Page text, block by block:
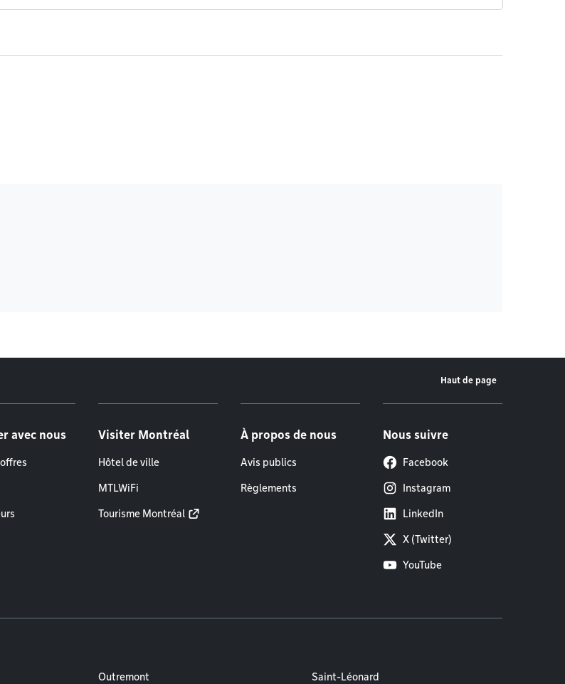
Haut de page
avec nous Visiter Montréal
Hôtel de ville
MTLWiFi
Tourisme Montréal
À propos de nous
Avis publics
Règlements
Nous suivre
Facebook
Instagram
LinkedIn
X (Twitter)
YouTube
Outremont Saint-Léonard